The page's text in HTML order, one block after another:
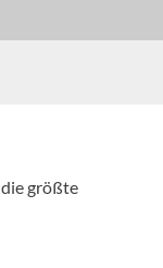
größte